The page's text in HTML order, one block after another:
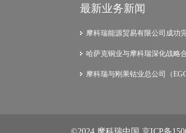
最新业务新闻
摩科瑞能源贸易有限公司成功
哈萨克铜业与摩科瑞深化战略
摩科瑞与刚果钴业总公司（